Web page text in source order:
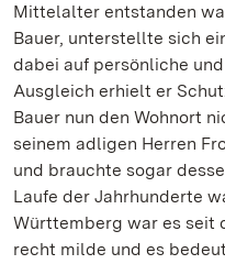
Mittelalter entstanden
Bauer, unterstellte sich
dabei auf persönliche
Ausgleich erhielt er
Bauer nun den Wohnort
seinem adligen Herren
und brauchte sogar
Laufe der Jahrhunderte
Württemberg war es seit
recht milde und es